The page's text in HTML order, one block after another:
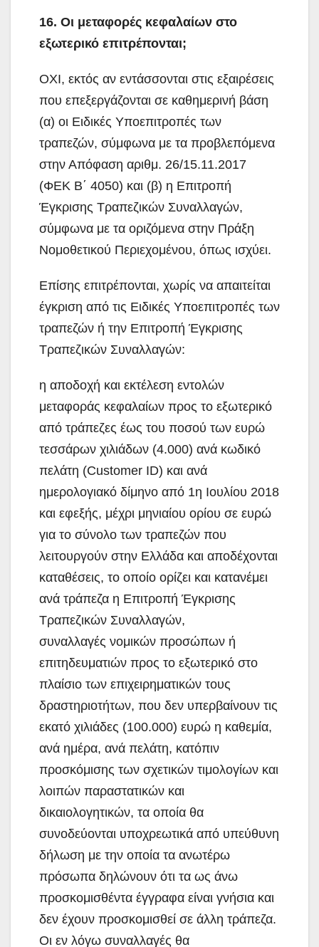
16. Οι μεταφορές κεφαλαίων στο
εξωτερικό επιτρέπονται;
ΟΧΙ, εκτός αν εντάσσονται στις εξαιρέσεις
που επεξεργάζονται σε καθημερινή βάση
(α) οι Ειδικές Υποεπιτροπές των
τραπεζών, σύμφωνα με τα προβλεπόμενα
στην Απόφαση αριθμ. 26/15.11.2017
(ΦΕΚ Β΄ 4050) και (β) η Επιτροπή
Έγκρισης Τραπεζικών Συναλλαγών,
σύμφωνα με τα οριζόμενα στην Πράξη
Νομοθετικού Περιεχομένου, όπως ισχύει.
Επίσης επιτρέπονται, χωρίς να απαιτείται
έγκριση από τις Ειδικές Υποεπιτροπές των
τραπεζών ή την Επιτροπή Έγκρισης
Τραπεζικών Συναλλαγών:
η αποδοχή και εκτέλεση εντολών
μεταφοράς κεφαλαίων προς το εξωτερικό
από τράπεζες έως του ποσού των ευρώ
τεσσάρων χιλιάδων (4.000) ανά κωδικό
πελάτη (Customer ID) και ανά
ημερολογιακό δίμηνο από 1η Ιουλίου 2018
και εφεξής, μέχρι μηνιαίου ορίου σε ευρώ
για το σύνολο των τραπεζών που
λειτουργούν στην Ελλάδα και αποδέχονται
καταθέσεις, το οποίο ορίζει και κατανέμει
ανά τράπεζα η Επιτροπή Έγκρισης
Τραπεζικών Συναλλαγών,
συναλλαγές νομικών προσώπων ή
επιτηδευματιών προς το εξωτερικό στο
πλαίσιο των επιχειρηματικών τους
δραστηριοτήτων, που δεν υπερβαίνουν τις
εκατό χιλιάδες (100.000) ευρώ η καθεμία,
ανά ημέρα, ανά πελάτη, κατόπιν
προσκόμισης των σχετικών τιμολογίων και
λοιπών παραστατικών και
δικαιολογητικών, τα οποία θα
συνοδεύονται υποχρεωτικά από υπεύθυνη
δήλωση με την οποία τα ανωτέρω
πρόσωπα δηλώνουν ότι τα ως άνω
προσκομισθέντα έγγραφα είναι γνήσια και
δεν έχουν προσκομισθεί σε άλλη τράπεζα.
Οι εν λόγω συναλλαγές θα